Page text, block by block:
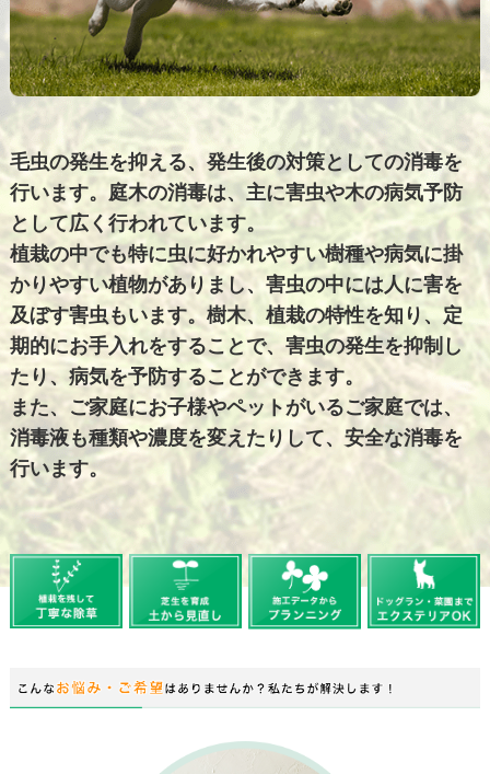
毛虫の発生を抑える、発生後の対策としての消毒を
行います。庭木の消毒は、主に害虫や木の病気予防
として広く行われています。
植栽の中でも特に虫に好かれやすい樹種や病気に掛
かりやすい植物がありまし、害虫の中には人に害を
及ぼす害虫もいます。樹木、植栽の特性を知り、定
期的にお手入れをすることで、害虫の発生を抑制し
たり、病気を予防することができます。
また、ご家庭にお子様やペットがいるご家庭では、
消毒液も種類や濃度を変えたりして、安全な消毒を
行います。